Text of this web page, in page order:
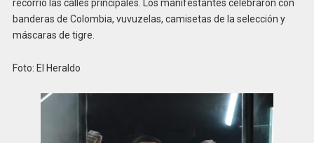
recorrió las calles principales. Los manifestantes celebraron con
banderas de Colombia, vuvuzelas, camisetas de la selección y
máscaras de tigre.
Foto: El Heraldo